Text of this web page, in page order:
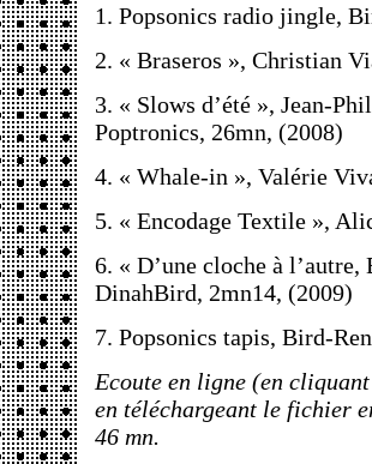
1. Popsonics radio jingle,
2. « Braseros », Christian
3. « Slows d’été », Jean-
Poptronics, 26mn, (2008)
4. « Whale-in », Valérie
5. « Encodage Textile »,
6. « D’une cloche à
DinahBird, 2mn14, (2009)
7. Popsonics tapis, Bird-
Ecoute en ligne (en
en téléchargeant le fichier
46 mn.